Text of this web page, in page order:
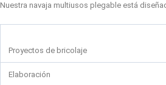
Nuestra navaja multiusos plegable está
Proyectos de bricolaje
Elaboración